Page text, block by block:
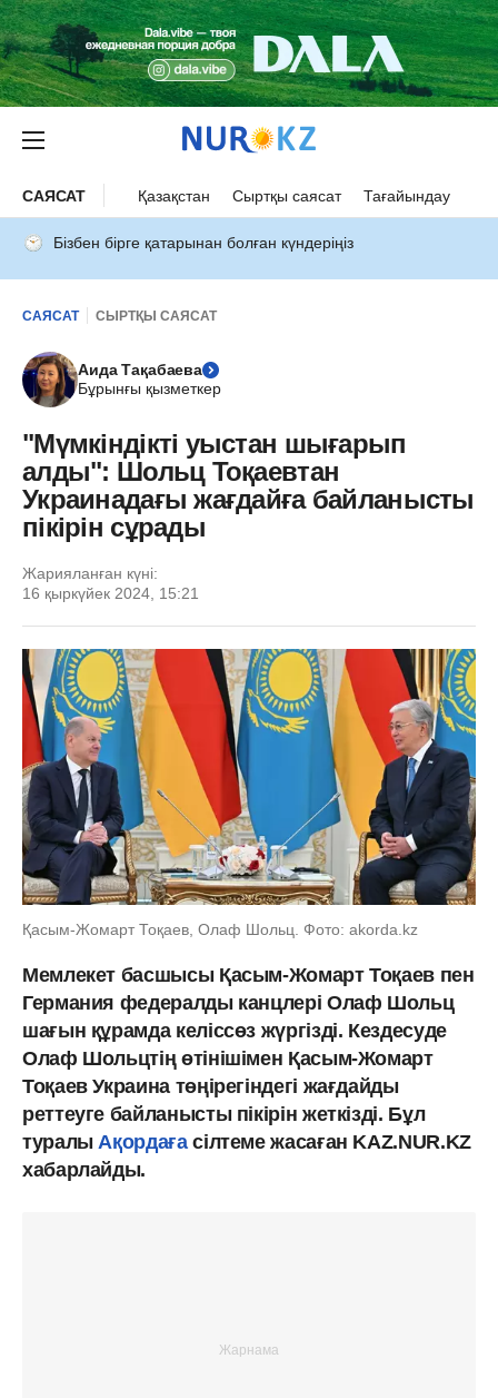
САЯСАТ Қазақстан Сыртқы саясат Тағайындау
Бізбен бірге қатарынан болған күндеріңіз
САЯСАТ СЫРТҚЫ САЯСАТ
Аида Тақабаева
Бұрынғы қызметкер
"Мүмкіндікті уыстан шығарып
алды": Шольц Тоқаевтан
Украинадағы жағдайға байланысты
пікірін сұрады
Жарияланған күні:
16 қыркүйек 2024, 15:21
Қасым-Жомарт Тоқаев, Олаф Шольц. Фото: akorda.kz
Мемлекет басшысы Қасым-Жомарт Тоқаев пен
Германия федералды канцлері Олаф Шольц
шағын құрамда келіссөз жүргізді. Кездесуде
Олаф Шольцтің өтінішімен Қасым-Жомарт
Тоқаев Украина төңірегіндегі жағдайды
реттеуге байланысты пікірін жеткізді. Бұл
туралы Ақордағасілтеме жасаған KAZ.NUR.KZ
хабарлайды.